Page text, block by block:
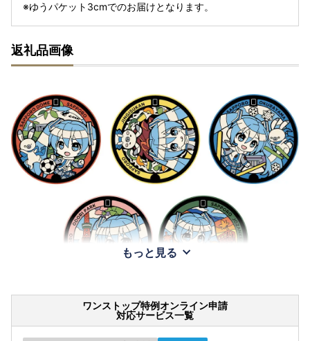
※ゆうパケット3cmでのお届けとなります。
返礼品画像
もっと見る
ワンストップ特例オンライン申請
対応サービス一覧